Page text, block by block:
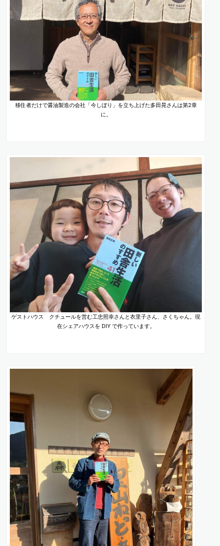
移住者だけで醤油製造の会社「今しぼり」を立ち上げた多田晃さんは第2章
に。
ゲストハウス クチュールを営む工忠照幸さんと衣里子さん、さくちゃん。現
在シェアハウスを DIY で作っています。